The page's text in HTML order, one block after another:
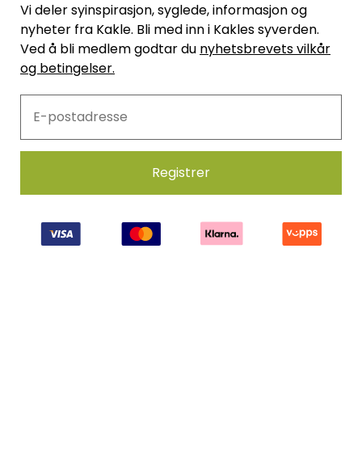
Vi deler syinspirasjon, syglede, informasjon og
nyheter fra Kakle. Bli med inn i Kakles syverden.
Ved å bli medlem godtar du nyhetsbrevets vilkår
og betingelser.